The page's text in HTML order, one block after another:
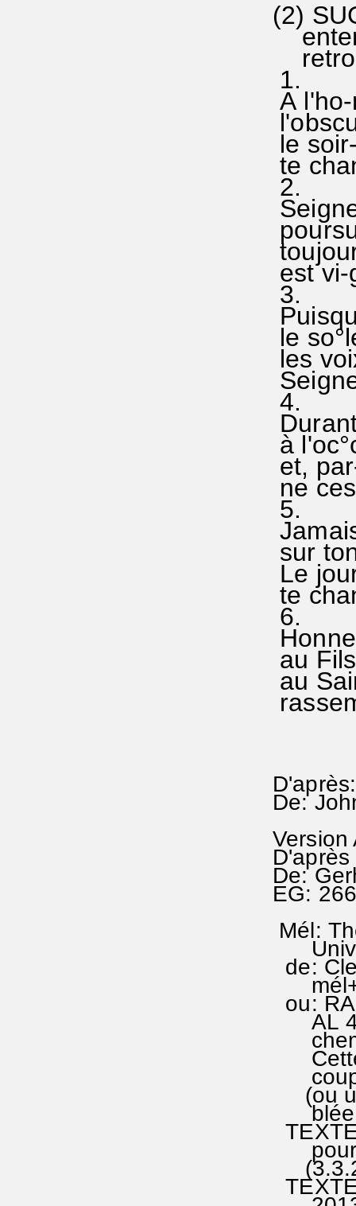
(2)
1.
A
le
te
2.
est
3.
le
les
4.
à
et,
ne
5.
sur
Le
te
6.
au
au
De:
Version
De:
EG:
Mél:
de:
mél+
ou:
AL
Cette
(ou
blée /
pour